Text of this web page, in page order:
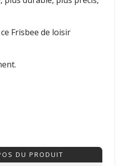
Frisbee de loisir
DU PRODUIT